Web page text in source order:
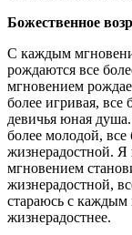
Божественное
С каждым
рождаются все
мгновением
более игривая, все
девичья юная
более молодой, все
жизнерадостной. Я
мгновением
жизнерадостной,
стараюсь с каждым
жизнерадостнее.